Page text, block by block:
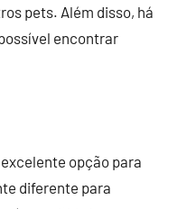
pets. Além disso, há
encontrar
opção para
diferente para